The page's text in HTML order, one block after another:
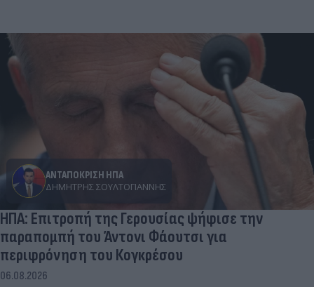
ΑΝΤΑΠΟΚΡΙΣΗ ΗΠΑ
ΔΗΜΉΤΡΗΣ ΣΟΥΛΤΟΓΙΆΝΝΗΣ
ΗΠΑ: Επιτροπή της Γερουσίας ψήφισε την
παραπομπή του Άντονι Φάουτσι για
περιφρόνηση του Κογκρέσου
06.08.2026